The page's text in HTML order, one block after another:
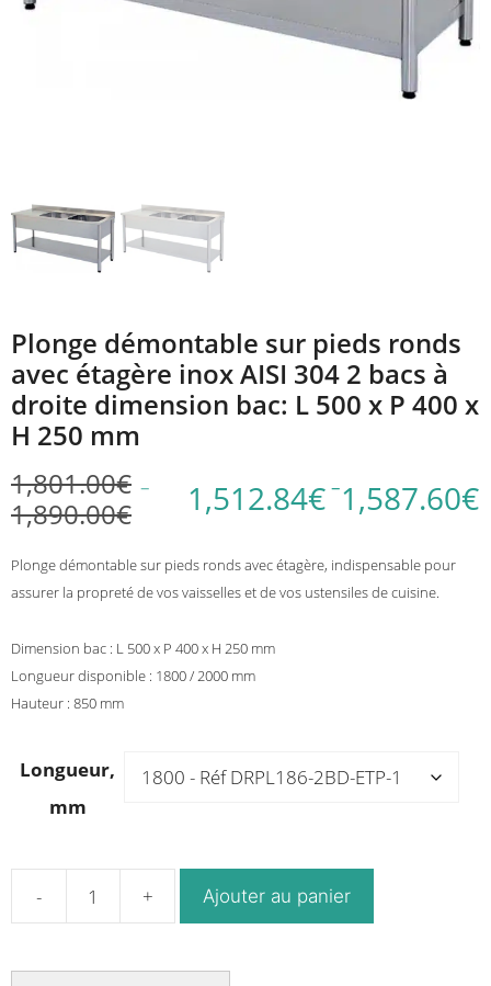
Plonge démontable sur pieds ronds
avec étagère inox AISI 304 2 bacs à
droite dimension bac: L 500 x P 400 x
H 250 mm
1,801.00€ –
1,890.00€Plage
prix :
1,801.00€
1,890.00€
1,512.84€ –1,587.60€
Plage
prix :
1,512.84€
1,587.60€
Plonge démontable sur pieds ronds avec étagère, indispensable pour
assurer la propreté de vos vaisselles et de vos ustensiles de cuisine.
Dimension bac : L 500 x P 400 x H 250 mm
Longueur disponible : 1800 / 2000 mm
Hauteur : 850 mm
Longueur,
mm
quantité
Ajouter au panier